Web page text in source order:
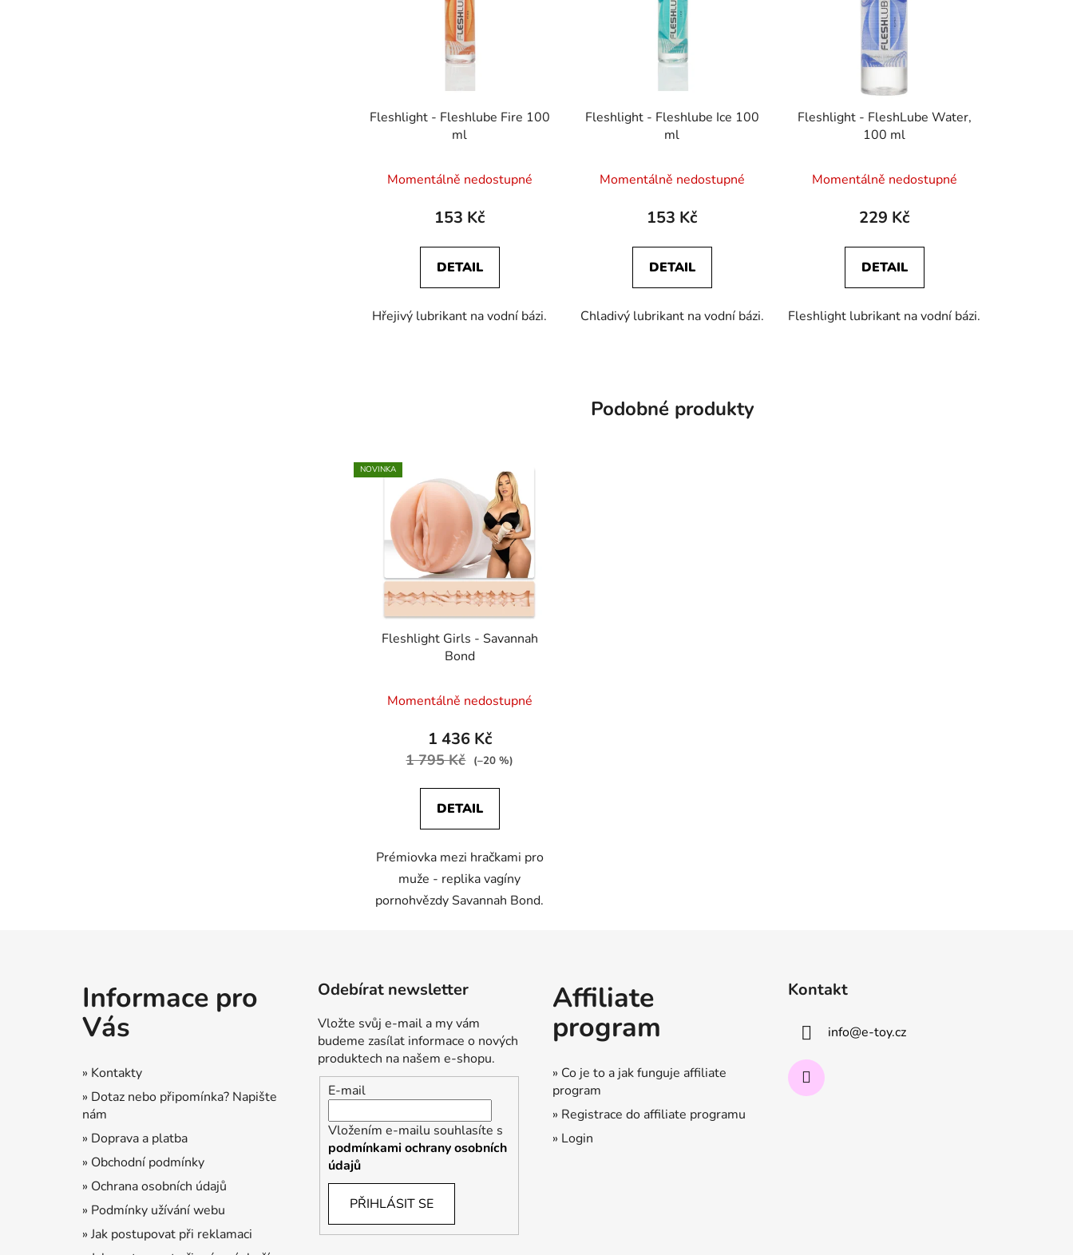
Fleshlight - Fleshlube Fire 100
ml
Momentálně nedostupné
153 Kč
DETAIL
Hřejivý lubrikant na vodní bázi.
Fleshlight - Fleshlube Ice 100
ml
Momentálně nedostupné
153 Kč
DETAIL
Chladivý lubrikant na vodní bázi.
Fleshlight - FleshLube Water,
100 ml
Momentálně nedostupné
229 Kč
DETAIL
Fleshlight lubrikant na vodní bázi.
Podobné produkty
NOVINKA
Fleshlight Girls - Savannah
Bond
Momentálně nedostupné
1 436 Kč
1 795 Kč (–20 %)
DETAIL
Prémiovka mezi hračkami pro
muže - replika vagíny
pornohvězdy Savannah Bond.
Informace pro
Vás
» Kontakty
» Dotaz nebo připomínka? Napište
nám
» Doprava a platba
» Obchodní podmínky
» Ochrana osobních údajů
» Podmínky užívání webu
» Jak postupovat při reklamaci
Odebírat newsletter
Vložte svůj e-mail a my vám
budeme zasílat informace o nových
produktech na našem e-shopu.
E-mail
Vložením e-mailu souhlasíte s
podmínkami ochrany osobních
údajů
PŘIHLÁSIT SE
Affiliate
program
» Co je to a jak funguje affiliate
program
» Registrace do affiliate programu
» Login
Kontakt
info@e-toy.cz